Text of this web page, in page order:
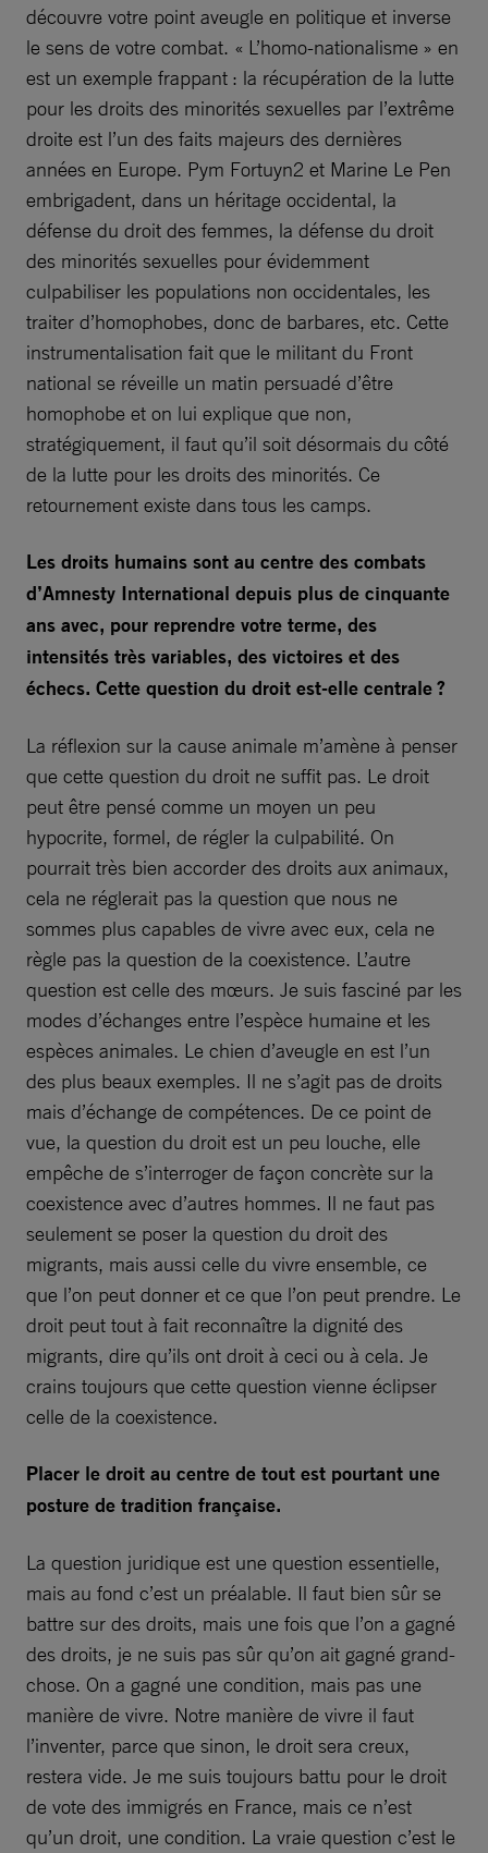
découvre votre point aveugle en politique et inverse
le sens de votre combat. « L’homo-nationalisme » en
est un exemple frappant : la récupération de la lutte
pour les droits des minorités sexuelles par l’extrême
droite est l’un des faits majeurs des dernières
années en Europe. Pym Fortuyn2 et Marine Le Pen
embrigadent, dans un héritage occidental, la
défense du droit des femmes, la défense du droit
des minorités sexuelles pour évidemment
culpabiliser les populations non occidentales, les
traiter d’homophobes, donc de barbares, etc. Cette
instrumentalisation fait que le militant du Front
national se réveille un matin persuadé d’être
homophobe et on lui explique que non,
stratégiquement, il faut qu’il soit désormais du côté
de la lutte pour les droits des minorités. Ce
retournement existe dans tous les camps.
Les droits humains sont au centre des combats
d’Amnesty International depuis plus de cinquante
ans avec, pour reprendre votre terme, des
intensités très variables, des victoires et des
échecs. Cette question du droit est-elle centrale ?
La réflexion sur la cause animale m’amène à penser
que cette question du droit ne suffit pas. Le droit
peut être pensé comme un moyen un peu
hypocrite, formel, de régler la culpabilité. On
pourrait très bien accorder des droits aux animaux,
cela ne réglerait pas la question que nous ne
sommes plus capables de vivre avec eux, cela ne
règle pas la question de la coexistence. L’autre
question est celle des mœurs. Je suis fasciné par les
modes d’échanges entre l’espèce humaine et les
espèces animales. Le chien d’aveugle en est l’un
des plus beaux exemples. Il ne s’agit pas de droits
mais d’échange de compétences. De ce point de
vue, la question du droit est un peu louche, elle
empêche de s’interroger de façon concrète sur la
coexistence avec d’autres hommes. Il ne faut pas
seulement se poser la question du droit des
migrants, mais aussi celle du vivre ensemble, ce
que l’on peut donner et ce que l’on peut prendre. Le
droit peut tout à fait reconnaître la dignité des
migrants, dire qu’ils ont droit à ceci ou à cela. Je
crains toujours que cette question vienne éclipser
celle de la coexistence.
Placer le droit au centre de tout est pourtant une
posture de tradition française.
La question juridique est une question essentielle,
mais au fond c’est un préalable. Il faut bien sûr se
battre sur des droits, mais une fois que l’on a gagné
des droits, je ne suis pas sûr qu’on ait gagné grand-
chose. On a gagné une condition, mais pas une
manière de vivre. Notre manière de vivre il faut
l’inventer, parce que sinon, le droit sera creux,
restera vide. Je me suis toujours battu pour le droit
de vote des immigrés en France, mais ce n’est
qu’un droit, une condition. La vraie question c’est le